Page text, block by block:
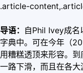
.article-
导语： 自Phil Ivey成名
字典中。可在今年（
用糟糕透顶来形容。
一路下滑，而且在各